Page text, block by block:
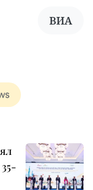
ВИА